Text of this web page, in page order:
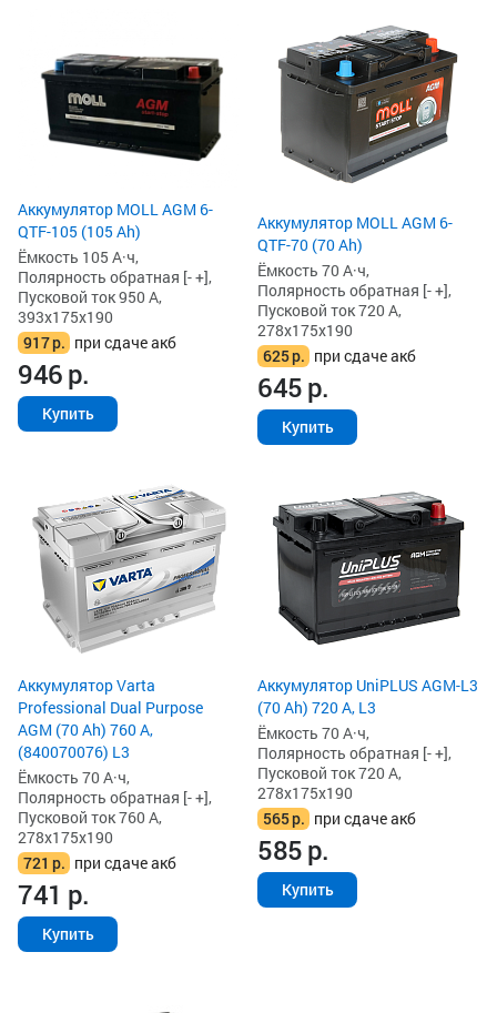
Аккумулятор MOLL AGM 6-
QTF-105 (105 Ah)
Ёмкость 105 А·ч,
Полярность обратная [- +],
Пусковой ток 950 А,
393x175x190
917р. при сдаче акб
946р.
Купить
Аккумулятор MOLL AGM 6-
QTF-70 (70 Ah)
Ёмкость 70 А·ч,
Полярность обратная [- +],
Пусковой ток 720 А,
278x175x190
625р. при сдаче акб
645р.
Купить
Аккумулятор Varta
Professional Dual Purpose
AGM (70 Ah) 760 А,
(840070076) L3
Ёмкость 70 А·ч,
Полярность обратная [- +],
Пусковой ток 760 А,
278x175x190
721 р. при сдаче акб
741 р.
Купить
Аккумулятор UniPLUS AGM-L3
(70 Ah) 720 А, L3
Ёмкость 70 А·ч,
Полярность обратная [- +],
Пусковой ток 720 А,
278x175x190
565р. при сдаче акб
585р.
Купить